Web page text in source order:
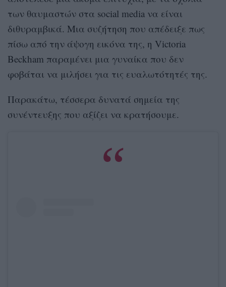
των θαυμαστών στα social media να είναι
διθυραμβικά. Μια συζήτηση που απέδειξε πως
πίσω από την άψογη εικόνα της, η Victoria
Beckham παραμένει μια γυναίκα που δεν
φοβάται να μιλήσει για τις ευαλωτότητές της.
Παρακάτω, τέσσερα δυνατά σημεία της
συνέντευξης που αξίζει να κρατήσουμε.